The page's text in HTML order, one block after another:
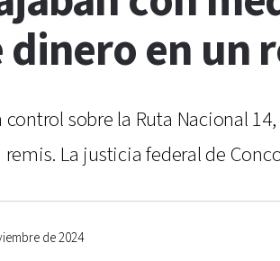
dinero en un
control sobre la Ruta Nacional
remis. La justicia federal de
de 2024